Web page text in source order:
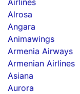
Airlines
Alrosa
Angara
Animawings
Armenia Airways
Armenian Airlines
Asiana
Aurora